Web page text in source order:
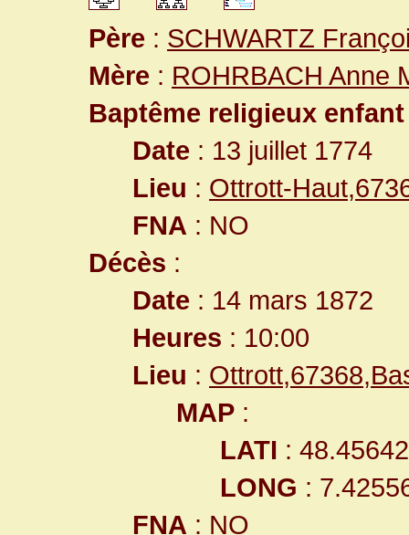
Père : SCHWARTZ
Mère : ROHRBACH Anne
Baptême religieux enfant
Date : 13 juillet 1774
Lieu : Ottrott-
FNA : NO
Décès :
Date : 14 mars 1872
Heures : 10:00
Lieu :
MAP :
LATI :
LONG :
FNA : NO